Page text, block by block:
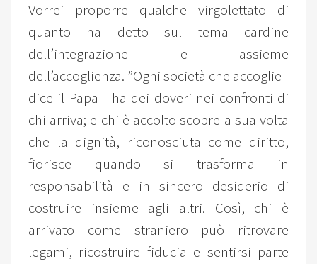
Vorrei proporre qualche virgolettato di
quanto ha detto sul tema cardine
dell’integrazione e assieme
dell’accoglienza. ”Ogni società che accoglie -
dice il Papa - ha dei doveri nei confronti di
chi arriva; e chi è accolto scopre a sua volta
che la dignità, riconosciuta come diritto,
fiorisce quando si trasforma in
responsabilità e in sincero desiderio di
costruire insieme agli altri. Così, chi è
arrivato come straniero può ritrovare
legami, ricostruire fiducia e sentirsi parte